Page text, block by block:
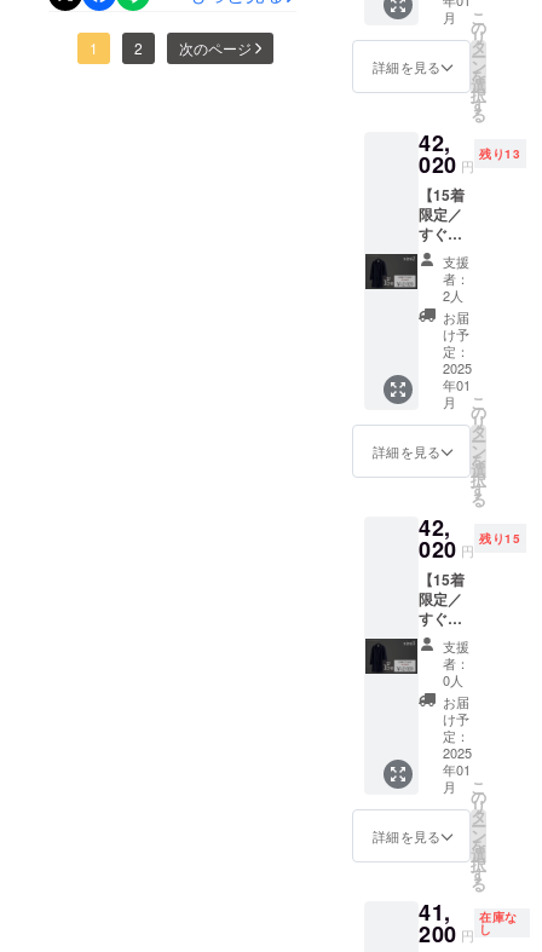
BASE クラウドファンディ
ング事業部 相原
て。来週の火曜日（１月２
８日）に出荷をさせて頂き
す。配送日の変更がありま
すので、ご連絡いたしまし
1 2 次のページ
OFF） ※
送料込
み
ら最短2
営業日
（土日
祝日を
様に配
送予
定。 ※
東京か
らの配
送にな
りま
す。遠
方は3営
業日が
最短と
なりま
す。 ※
土日、
祝日は
発送で
きない
送が最
短とな
す。 ・
カ
ラー：
NVY ・
サイ
ズ：
1（~16
9cm推
奨） ・
一般販
売予定
価格：
46,200
円（税
42,020
円
月
詳細を見る
こ
の
リ
タ
ー
ン
を
選
択
す
る
42,
020 円
残り13
【15着
限定／
すぐ届
く】
SIZE 2 /
M~L相
当 /
170cm
~177c
m推奨
ご支援
いただ
いてか
ら最短2
営業日
除く）
でお客
様に配
送予
定。 ※
東京か
らの配
送にな
りま
す。遠
方は3営
業日が
最短と
なりま
す。 ※
土日、
祝日は
翌営業
日の発
支援
者：
2人
お届
け予
定：
2025
年01
月
詳細を見る
こ
の
リ
タ
ー
ン
を
選
択
す
る
42,
020 円
残り15
【15着
限定／
すぐ届
く】
SIZE 3 /
L~XL相
当 /
178~c
m推奨
ご支援
いただ
いてか
ら最短2
営業日
（土日
でお客
様に配
支援
者：
0人
お届
け予
定：
2025
年01
月
詳細を見る
こ
の
リ
タ
ー
ン
を
選
択
す
る
41,
200 円
在庫な
し